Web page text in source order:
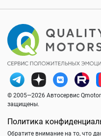
© 2005—2026 Автосервис
защищены.
Политика
Обратите внимание на то, что